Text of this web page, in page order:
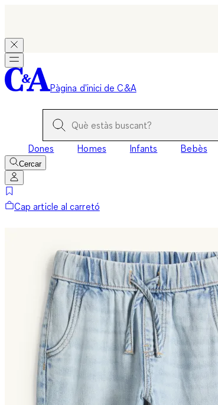
Pàgina d'inici de C&A
Dones Homes Infants Bebès
Cercar
Cap article al carretó